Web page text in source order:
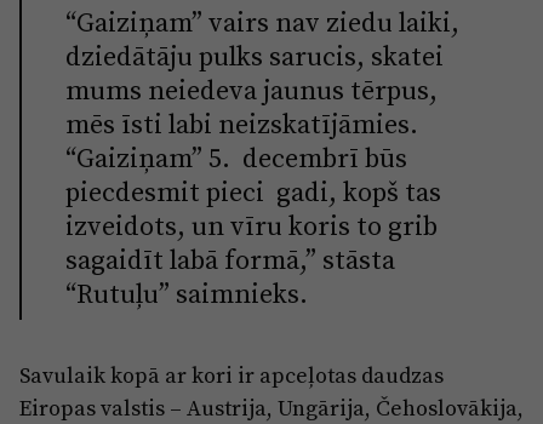
“Gaiziņam” vairs nav ziedu laiki,
dziedātāju pulks sarucis, skatei
mums neiedeva jaunus tērpus,
mēs īsti labi neizskatījāmies.
“Gaiziņam” 5. decembrī būs
piecdesmit pieci gadi, kopš tas
izveidots, un vīru koris to grib
sagaidīt labā formā,” stāsta
“Rutuļu” saimnieks.
Savulaik kopā ar kori ir apceļotas daudzas
Eiropas valstis – Austrija, Ungārija, Čehoslovākija,